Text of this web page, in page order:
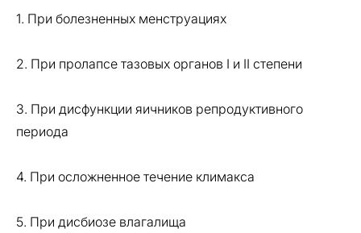
1. При болезненных менструациях
2. При пролапсе тазовых органов I и II степени
3. При дисфункции яичников репродуктивного
периода
4. При осложненное течение климакса
5. При дисбиозе влагалища